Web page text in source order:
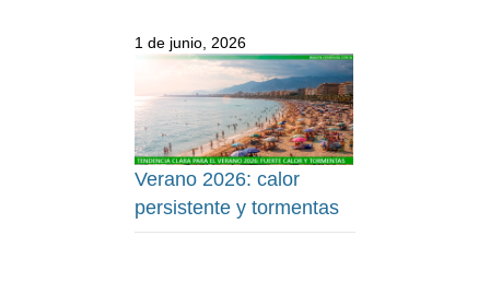
1 de junio, 2026
Verano 2026: calor
persistente y tormentas